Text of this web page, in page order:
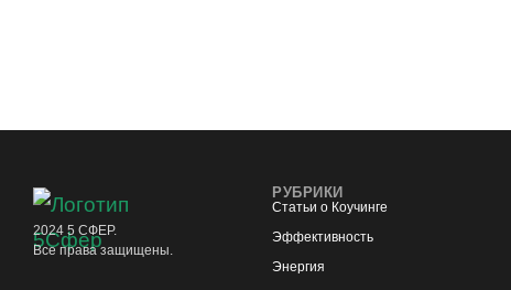
2024 5 СФЕР.
Все права защищены.
РУБРИКИ
Статьи о Коучинге
Эффективность
Энергия